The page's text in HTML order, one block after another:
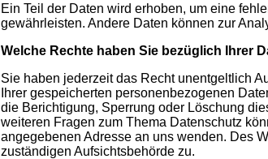
Ein Teil der Daten wird erhoben, um eine
gewährleisten. Andere Daten können zur
Welche Rechte haben Sie bezüglich Ihrer
Sie haben jederzeit das Recht unentgeltlich
Ihrer gespeicherten personenbezogenen
die Berichtigung, Sperrung oder Löschung
weiteren Fragen zum Thema Datenschutz
angegebenen Adresse an uns wenden. Des
zuständigen Aufsichtsbehörde zu.